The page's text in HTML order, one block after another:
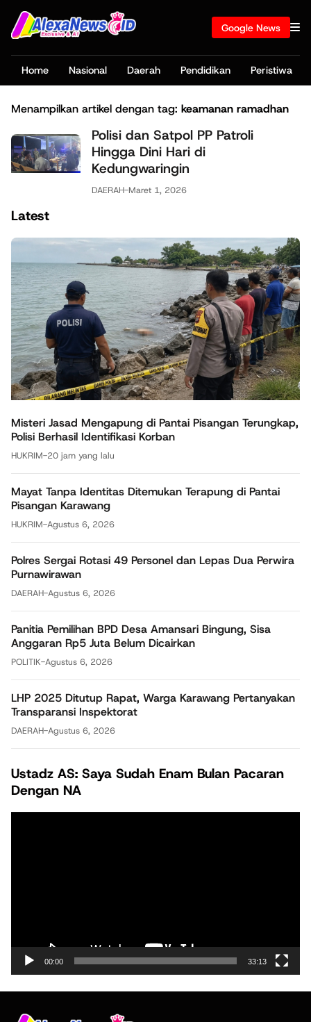
Google News
Home Nasional Daerah Pendidikan Peristiwa
Menampilkan artikel dengan tag: keamanan ramadhan
Polisi dan Satpol PP Patroli
Hingga Dini Hari di
Kedungwaringin
DAERAH-Maret 1, 2026
Latest
Misteri Jasad Mengapung di Pantai Pisangan Terungkap,
Polisi Berhasil Identifikasi Korban
HUKRIM-20 jam yang lalu
Mayat Tanpa Identitas Ditemukan Terapung di Pantai
Pisangan Karawang
HUKRIM-Agustus 6, 2026
Polres Sergai Rotasi 49 Personel dan Lepas Dua Perwira
Purnawirawan
DAERAH-Agustus 6, 2026
Panitia Pemilihan BPD Desa Amansari Bingung, Sisa
Anggaran Rp5 Juta Belum Dicairkan
POLITIK-Agustus 6, 2026
LHP 2025 Ditutup Rapat, Warga Karawang Pertanyakan
Transparansi Inspektorat
DAERAH-Agustus 6, 2026
Ustadz AS: Saya Sudah Enam Bulan Pacaran
Dengan NA
00:00 33:13